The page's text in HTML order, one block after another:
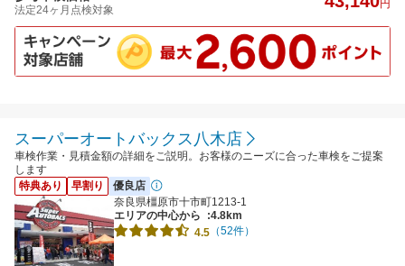
法定24ヶ月点検対象
円
スーパーオートバックス八木店
車検作業・見積金額の詳細をご説明。お客様のニーズに合った車検をご提案
します
特典あり
早割り
優良店
奈良県橿原市十市町1213-1
エリアの中心から
:4.8km
4.5 （52件）